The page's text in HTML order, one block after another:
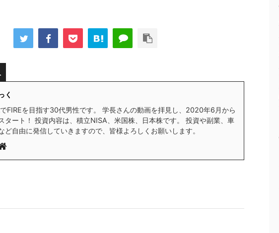
く
FIREを目指す30代男性です。 学長さんの動画を拝見し、2020年6月から
タート！ 投資内容は、積立NISA、米国株、日本株です。 投資や副業、車
ど自由に発信していきますので、皆様よろしくお願いします。